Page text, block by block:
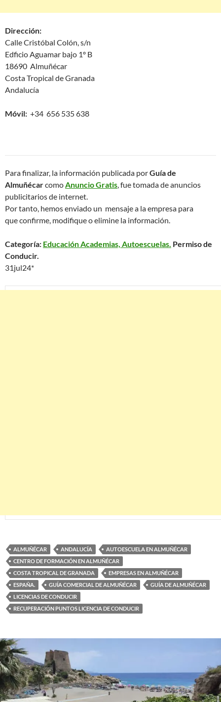
Dirección:
Calle Cristóbal Colón, s/n
Edficio Aguamar bajo 1º B
18690 Almuñécar
Costa Tropical de Granada
Andalucía
Móvil: +34 656 535 638
Para finalizar, la información publicada porGuía de
AlmuñécarcomoAnuncio Gratis, fue tomada de anuncios
publicitarios de internet.
Por tanto, hemos enviado un mensaje a la empresa para
que confirme, modifique o elimine la información.
Categoría: Educación Academias, Autoescuelas. Permiso de
Conducir.
31jul24*
ALMUÑÉCAR ANDALUCÍA
AUTOESCUELA EN ALMUÑÉCAR
CENTRO DE FORMACIÓN EN ALMUÑÉCAR
COSTA TROPICAL DE GRANADA
EMPRESAS EN ALMUÑÉCAR
ESPAÑA.
GUÍA COMERCIAL DE ALMUÑÉCAR
GUÍA DE ALMUÑÉCAR
LICENCIAS DE CONDUCIR
RECUPERACIÓN PUNTOS LICENCIA DE CONDUCIR